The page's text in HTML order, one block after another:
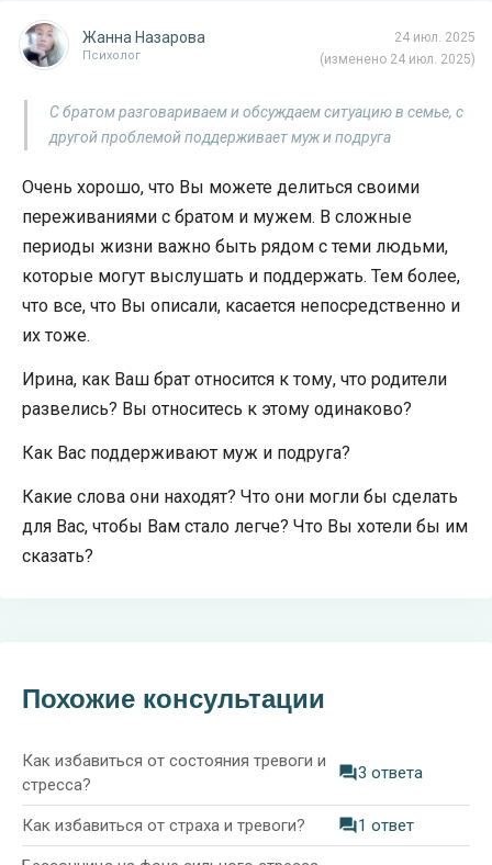
24 июл. 2025
(изменено 24 июл. 2025)
Жанна Назарова
Психолог
С братом разговариваем и обсуждаем ситуацию в семье, с
другой проблемой поддерживает муж и подруга
Очень хорошо, что Вы можете делиться своими
переживаниями с братом и мужем. В сложные
периоды жизни важно быть рядом с теми людьми,
которые могут выслушать и поддержать. Тем более,
что все, что Вы описали, касается непосредственно и
их тоже.
Ирина, как Ваш брат относится к тому, что родители
развелись? Вы относитесь к этому одинаково?
Как Вас поддерживают муж и подруга?
Какие слова они находят? Что они могли бы сделать
для Вас, чтобы Вам стало легче? Что Вы хотели бы им
сказать?
Похожие консультации
Как избавиться от состояния тревоги и
стресса?
3 ответа
Как избавиться от страха и тревоги? 1 ответ